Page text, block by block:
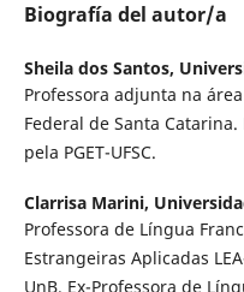
Biografía del autor/a
Sheila dos Santos,
Professora adjunta na
Federal de Santa
pela PGET-UFSC.
Clarrisa Marini,
Professora de Língua
Estrangeiras Aplicadas
UnB. Ex-Professora de